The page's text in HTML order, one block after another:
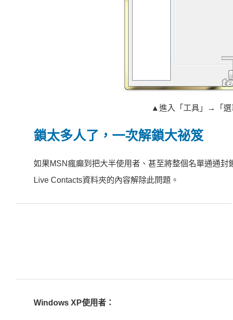
▲進入「工具」→「選
鎖太多人了，一次解鎖大祕笈
如果MSN瘋癲到把大半使用者、甚至將整個名單通通
Live Contacts資料夾的內容解除此問題。
Windows XP使用者：